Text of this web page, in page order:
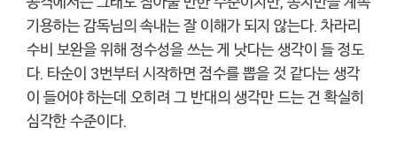
기용하는 감독님의 속내는 잘 이해가 되지 않는다. 차라리
수비 보완을 위해 정수성을 쓰는 게 낫다는 생각이 들 정도
다. 타순이 3번부터 시작하면 점수를 뽑을 것 같다는 생각
이 들어야 하는데 오히려 그 반대의 생각만 드는 건 확실히
심각한 수준이다.